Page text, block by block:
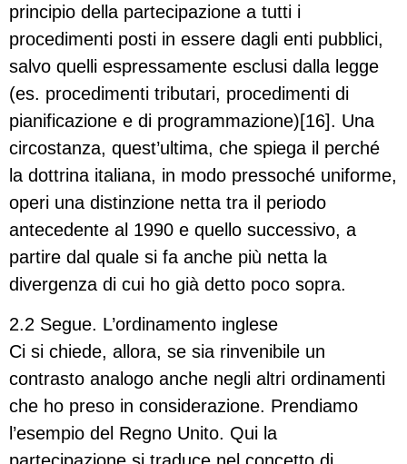
principio della partecipazione a tutti i
procedimenti posti in essere dagli enti pubblici,
salvo quelli espressamente esclusi dalla legge
(es. procedimenti tributari, procedimenti di
pianificazione e di programmazione)[16]. Una
circostanza, quest’ultima, che spiega il perché
la dottrina italiana, in modo pressoché uniforme,
operi una distinzione netta tra il periodo
antecedente al 1990 e quello successivo, a
partire dal quale si fa anche più netta la
divergenza di cui ho già detto poco sopra.
2.2 Segue. L’ordinamento inglese
Ci si chiede, allora, se sia rinvenibile un
contrasto analogo anche negli altri ordinamenti
che ho preso in considerazione. Prendiamo
l’esempio del Regno Unito. Qui la